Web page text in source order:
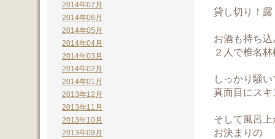
貸し切り！
お酒も持ち
２人で椎名
しっかり騒い
真面目にス
そして風呂
お決まりの
2014年07月
2014年06月
2014年05月
2014年04月
2014年03月
2014年02月
2014年01月
2013年12月
2013年11月
2013年10月
2013年09月